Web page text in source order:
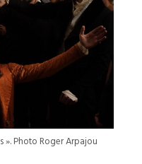
». Photo Roger Arpajou